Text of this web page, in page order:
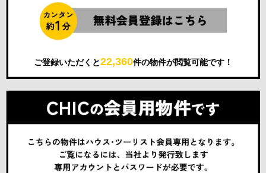
ご登録いただくと22,360件の物件が閲覧可能です！